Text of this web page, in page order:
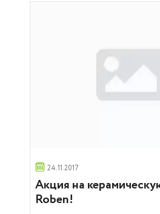
24.11.2017
Акция на
Roben!